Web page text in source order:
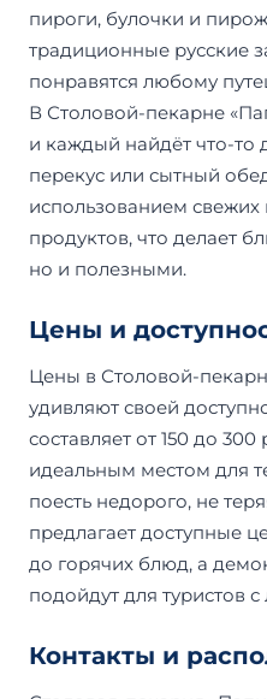
пироги, булочки и
традиционные русские
понравятся любому
В Столовой-пекарне
и каждый найдёт что-то
перекус или сытный
использованием свежих
продуктов, что делает
но и полезными.
Цены и
Цены в Столовой-
удивляют своей
составляет от 150 до
идеальным местом для
поесть недорого, не
предлагает доступные
до горячих блюд, а
подойдут для туристов
Контакты и